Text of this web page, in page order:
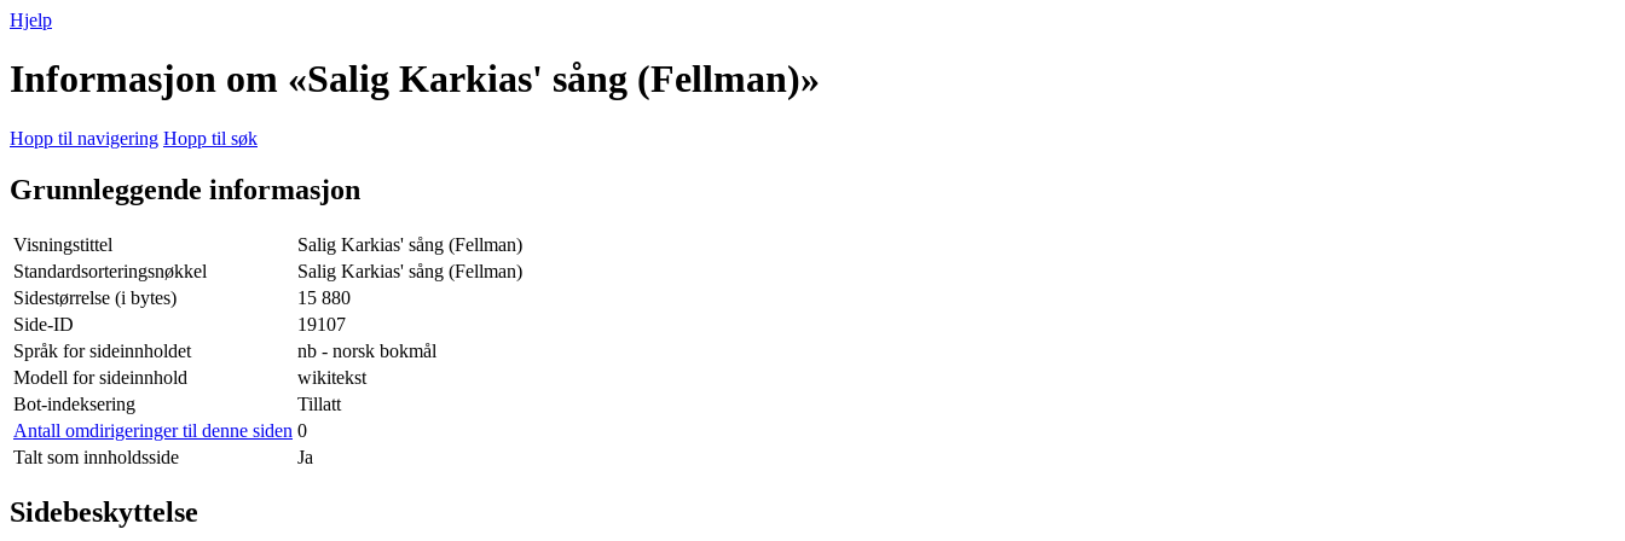
Hjelp
Informasjon om «Salig Karkias' sång (Fellman)»
Hopp til navigering Hopp til søk
Grunnleggende informasjon
Visningstittel
Salig Karkias' sång (Fellman)
Standardsorteringsnøkkel
Salig Karkias' sång (Fellman)
Sidestørrelse (i bytes)
15 880
Side-ID
19107
Språk for sideinnholdet
nb - norsk bokmål
Modell for sideinnhold
wikitekst
Bot-indeksering
Tillatt
Antall omdirigeringer til denne siden 0
Talt som innholdsside
Ja
Sidebeskyttelse